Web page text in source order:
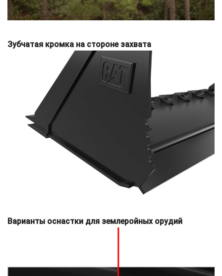
Зубчатая кромка на стороне захвата
Варианты оснастки для землеройных орудий